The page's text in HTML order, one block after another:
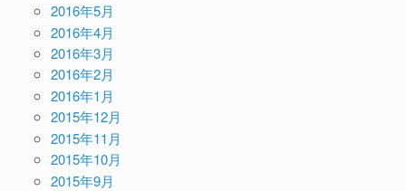
2016年5月
2016年4月
2016年3月
2016年2月
2016年1月
2015年12月
2015年11月
2015年10月
2015年9月